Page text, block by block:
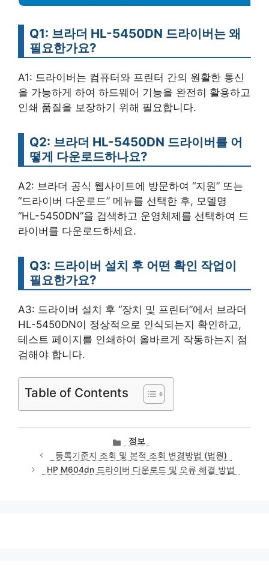
Q1: 브라더 HL-5450DN 드라이버는 왜
필요한가요?
A1: 드라이버는 컴퓨터와 프린터 간의 원활한 통신
을 가능하게 하여 하드웨어 기능을 완전히 활용하고
인쇄 품질을 보장하기 위해 필요합니다.
Q2: 브라더 HL-5450DN 드라이버를 어
떻게 다운로드하나요?
A2: 브라더 공식 웹사이트에 방문하여 “지원” 또는
“드라이버 다운로드” 메뉴를 선택한 후, 모델명
“HL-5450DN”을 검색하고 운영체제를 선택하여 드
라이버를 다운로드하세요.
Q3: 드라이버 설치 후 어떤 확인 작업이
필요한가요?
A3: 드라이버 설치 후 “장치 및 프린터”에서 브라더
HL-5450DN이 정상적으로 인식되는지 확인하고,
테스트 페이지를 인쇄하여 올바르게 작동하는지 점
검해야 합니다.
Table of Contents
카
테
고
리
정보
등록기준지 조회 및 본적 조회 변경방법 (법원)
HP M604dn 드라이버 다운로드 및 오류 해결 방법